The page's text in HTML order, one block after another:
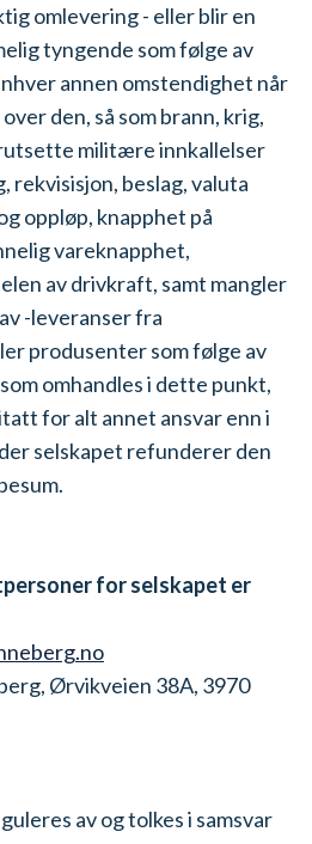
omlevering - eller blir en
tyngende som følge av
annen omstendighet når
den, så som brann, krig,
militære innkallelser
rekvisisjon, beslag, valuta
oppløp, knapphet på
vareknapphet,
av drivkraft, samt mangler
-leveranser fra
produsenter som følge av
omhandles i dette punkt,
for alt annet ansvar enn i
selskapet refunderer den
for selskapet er
Ørvikveien 38A, 3970
av og tolkes i samsvar